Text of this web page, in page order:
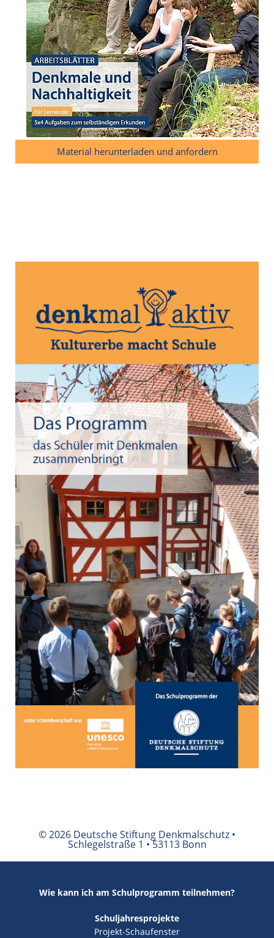
Material herunterladen und anfordern
© 2026 Deutsche Stiftung Denkmalschutz •
Schlegelstraße 1 • 53113 Bonn
Wie kann ich am Schulprogramm teilnehmen?
Schuljahresprojekte
Projekt-Schaufenster